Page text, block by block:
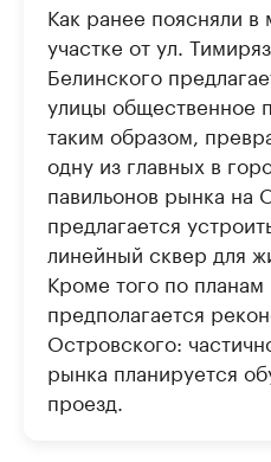
Как ранее поясняли
участке от ул.
Белинского
улицы общественное
таким образом,
одну из главных в
павильонов рынка на
предлагается
линейный сквер для
Кроме того по
предполагается
Островского:
рынка планируется
проезд.